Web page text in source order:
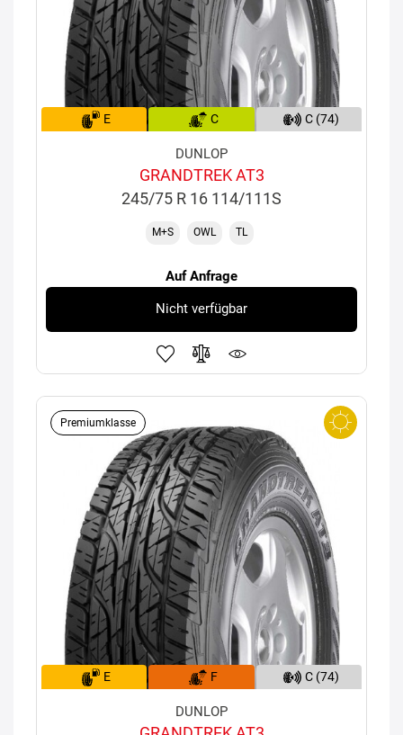
E C C (74)
DUNLOP
GRANDTREK AT3
245/75 R 16 114/111S
M+S OWL TL
Auf Anfrage
Nicht verfügbar
Premiumklasse
E F C (74)
DUNLOP